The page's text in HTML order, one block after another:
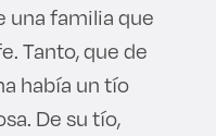
una familia que
Tanto, que de
había un tío
De su tío,